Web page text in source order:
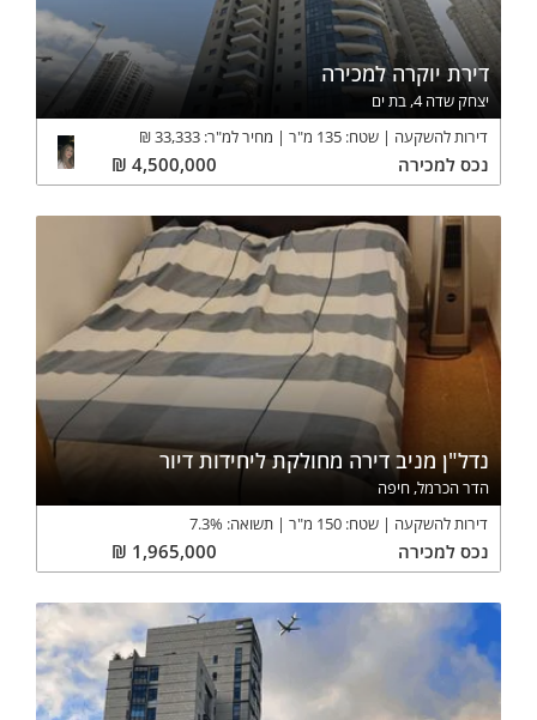
מסר שיווקי
⭐ הכנסה פסיבית משכירות לטווח קצר
⭐ השקעה בחו"ל עם ליווי מלא בעברית
⭐ פתרון למשקיעים המחפשים הכנסה שוטפת
⭐ מספר הדירות מוגבל – הזמן לפעול הוא עכשיו!
פרטי קשר
אשר אלבז – עו"ד ויזם נדל"ן
GLOBAL – שיווק נדל"ן בחו"ל
כותרת שיווקית מומלצת
השקעה חכמה בטביליסי – דירות במרכז העיר העתיקה עם ניהול Airbnb
מלא ותשואה פוטנציאלית גבוהה!
דירת יוקרה למכירה
יצחק שדה 4, בת ים
דירות להשקעה
שטח: 135 מ"ר מחיר למ"ר: 33,333
₪
נכס למכירה 4,500,000
₪
נדל"ן מניב דירה מחולקת ליחידות דיור
הדר הכרמל, חיפה
דירות להשקעה
שטח: 150 מ"ר תשואה: 7.3%
נכס למכירה 1,965,000
₪